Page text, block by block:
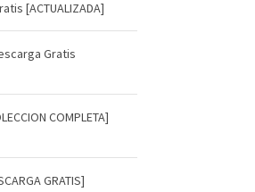
[ACTUALIZADA]
Gratis
COMPLETA]
GRATIS]